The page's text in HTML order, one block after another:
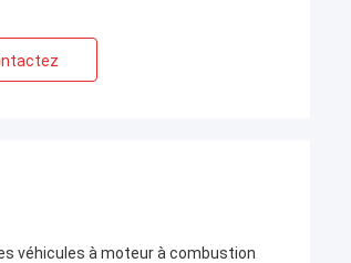
véhicules à moteur à combustion